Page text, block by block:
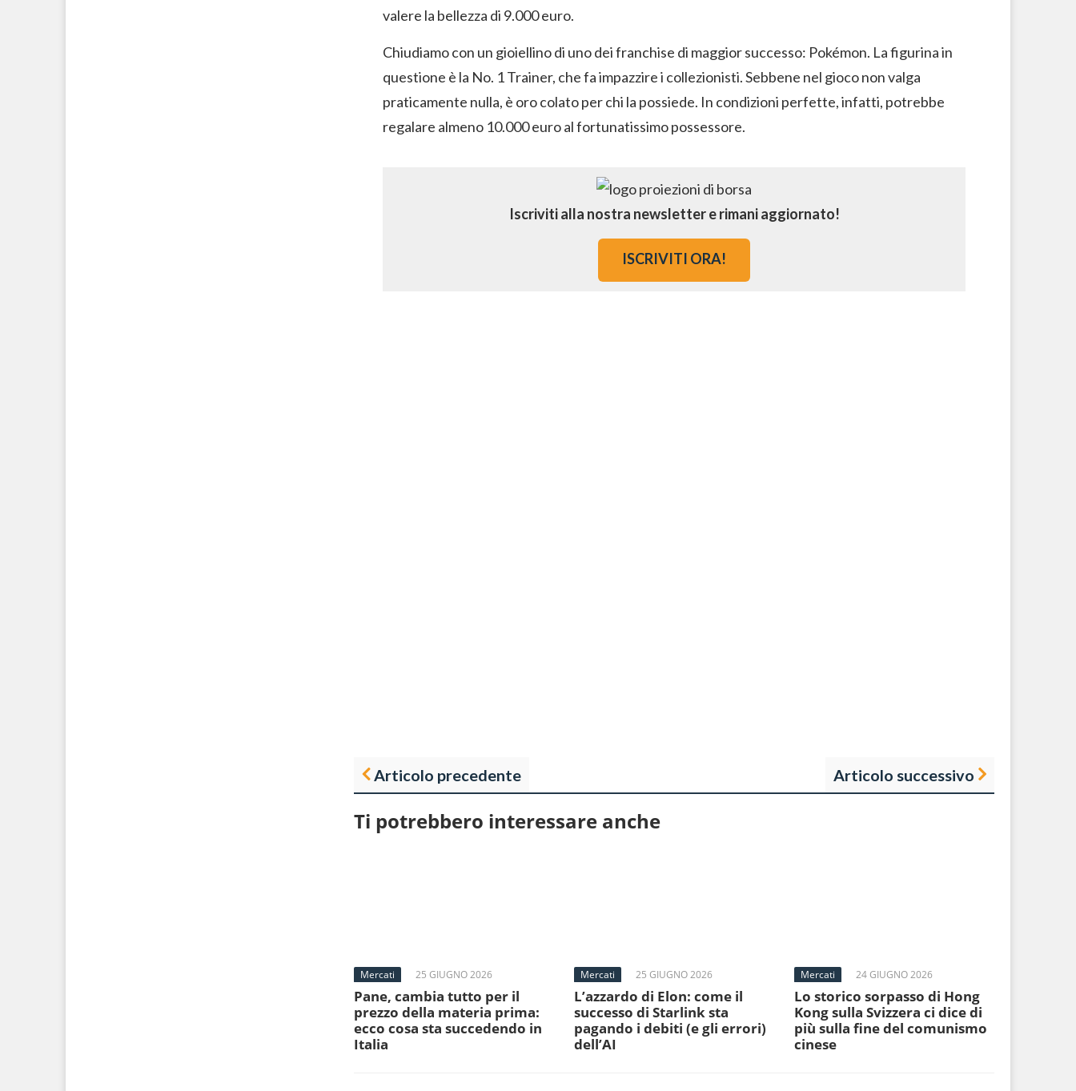
valere la bellezza di 9.000 euro.
Chiudiamo con un gioiellino di uno dei franchise di maggior successo: Pokémon. La figurina in
questione è la No. 1 Trainer, che fa impazzire i collezionisti. Sebbene nel gioco non valga
praticamente nulla, è oro colato per chi la possiede. In condizioni perfette, infatti, potrebbe
regalare almeno 10.000 euro al fortunatissimo possessore.
Iscriviti alla nostra newsletter e rimani aggiornato!
ISCRIVITI ORA!
Articolo precedente Articolo successivo
Ti potrebbero interessare anche
Mercati 25 GIUGNO 2026
Pane, cambia tutto per il
prezzo della materia prima:
ecco cosa sta succedendo in
Italia
Mercati 25 GIUGNO 2026
L’azzardo di Elon: come il
successo di Starlink sta
pagando i debiti (e gli errori)
dell’AI
Mercati 24 GIUGNO 2026
Lo storico sorpasso di Hong
Kong sulla Svizzera ci dice di
più sulla fine del comunismo
cinese